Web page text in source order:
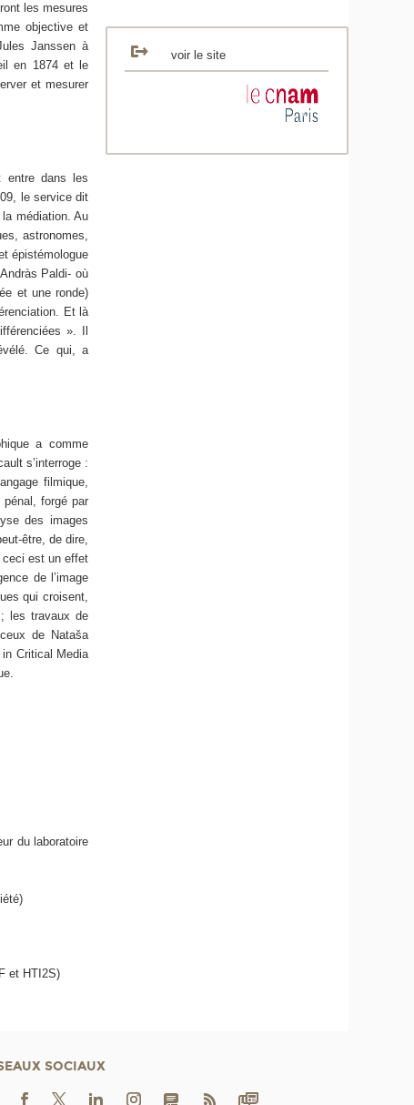
les mesures
objective et
Janssen à
en 1874 et le
et mesurer
entre dans les
le service dit
médiation. Au
astronomes,
épistémologue
Paldi- où
et une ronde)
Et là
». Il
Ce qui,a
a comme
s’interroge :
filmique,
pénal, forgé par
des images
être, de dire,
ceci est un effet
de l’image
qui croisent,
les travaux de
de Nataša
Critical Media
du laboratoire
et HTI2S)
voir le site
SOCIAUX